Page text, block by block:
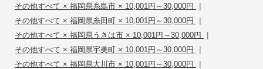
その他すべて × 福岡県糸島市 × 10,001円～30,000円 |
その他すべて × 福岡県糸田町 × 10,001円～30,000円 |
その他すべて × 福岡県うきは市 × 10,001円～30,000円 |
その他すべて × 福岡県宇美町 × 10,001円～30,000円 |
その他すべて × 福岡県大川市 × 10,001円～30,000円 |